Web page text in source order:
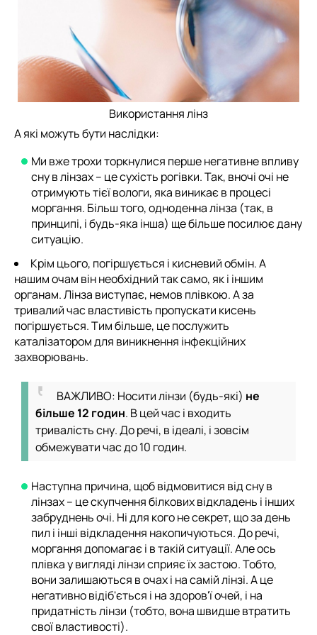
Використання лінз
А які можуть бути наслідки:
Ми вже трохи торкнулися перше негативне впливу
сну в лінзах – це сухість рогівки. Так, вночі очі не
отримують тієї вологи, яка виникає в процесі
моргання. Більш того, одноденна лінза (так, в
принципі, і будь-яка інша) ще більше посилює дану
ситуацію.
Крім цього, погіршується і кисневий обмін. А
нашим очам він необхідний так само, як і іншим
органам. Лінза виступає, немов плівкою. А за
тривалий час властивість пропускати кисень
погіршується. Тим більше, це послужить
каталізатором для виникнення інфекційних
захворювань.
ВАЖЛИВО: Носити лінзи (будь-які) не
більше 12 годин. В цей час і входить
тривалість сну. До речі, в ідеалі, і зовсім
обмежувати час до 10 годин.
Наступна причина, щоб відмовитися від сну в
лінзах – це скупчення білкових відкладень і інших
забруднень очі. Ні для кого не секрет, що за день
пил і інші відкладення накопичуються. До речі,
моргання допомагає і в такій ситуації. Але ось
плівка у вигляді лінзи сприяє їх застою. Тобто,
вони залишаються в очах і на самій лінзі. А це
негативно відіб'ється і на здоров'ї очей, і на
придатність лінзи (тобто, вона швидше втратить
свої властивості).